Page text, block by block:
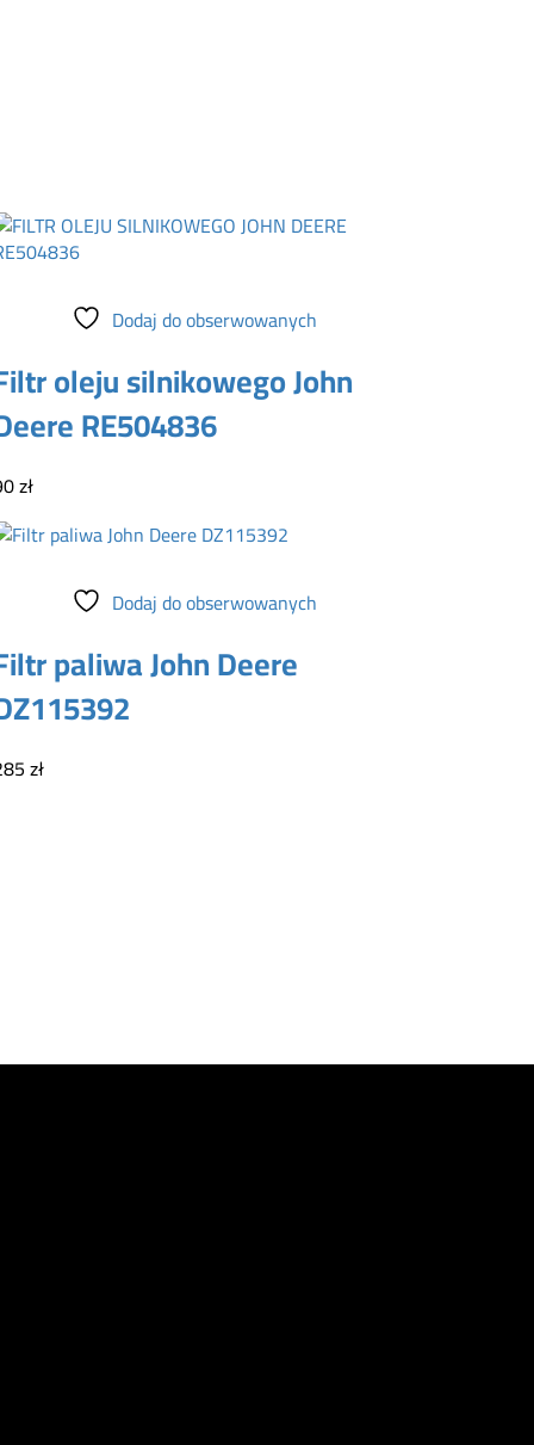
Dodaj do obserwowanych
oleju silnikowego John
RE504836
zł
Dodaj do obserwowanych
paliwa John Deere
zł